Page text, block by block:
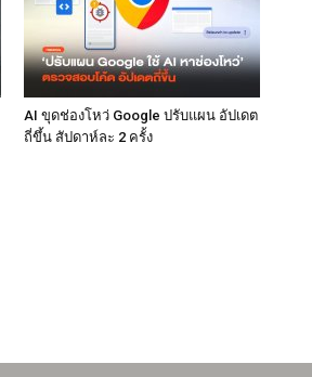
AI ขุดช่องโหว่ Google ปรับแผน อัปเดต
ถี่ขึ้น สัปดาห์ละ 2 ครั้ง